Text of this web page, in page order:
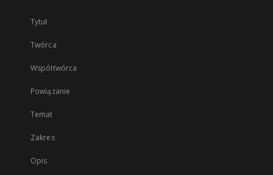
Tytuł
Twórca
Współtwórca
Powiązanie
Temat
Zakres
Opis